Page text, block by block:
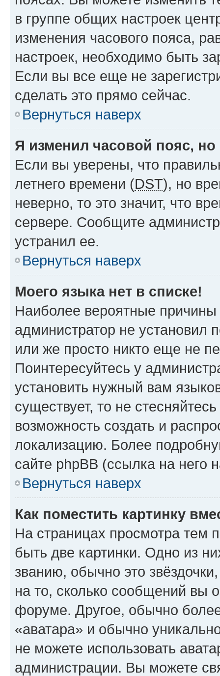
в группе общих настроек
изменения часового пояса,
настроек, необходимо быть
Если вы все еще не
сделать это прямо сейчас.
Вернуться наверх
Я изменил часовой пояс,
Если вы уверены, что
летнего времени (DST), но
неверно, то это значит, что
сервере. Сообщите
устранил ее.
Вернуться наверх
Моего языка нет в списке!
Наиболее вероятные причины
администратор не установил
или же просто никто еще не
Поинтересуйтесь у
установить нужный вам
существует, то не
возможность создать и
локализацию. Более
сайте phpBB (ссылка на него
Вернуться наверх
Как поместить картинку
На страницах просмотра тем
быть две картинки. Одно из
званию, обычно это
на то, сколько сообщений вы
форуме. Другое, обычно
«аватара» и обычно
не можете использовать
администрации. Вы можете